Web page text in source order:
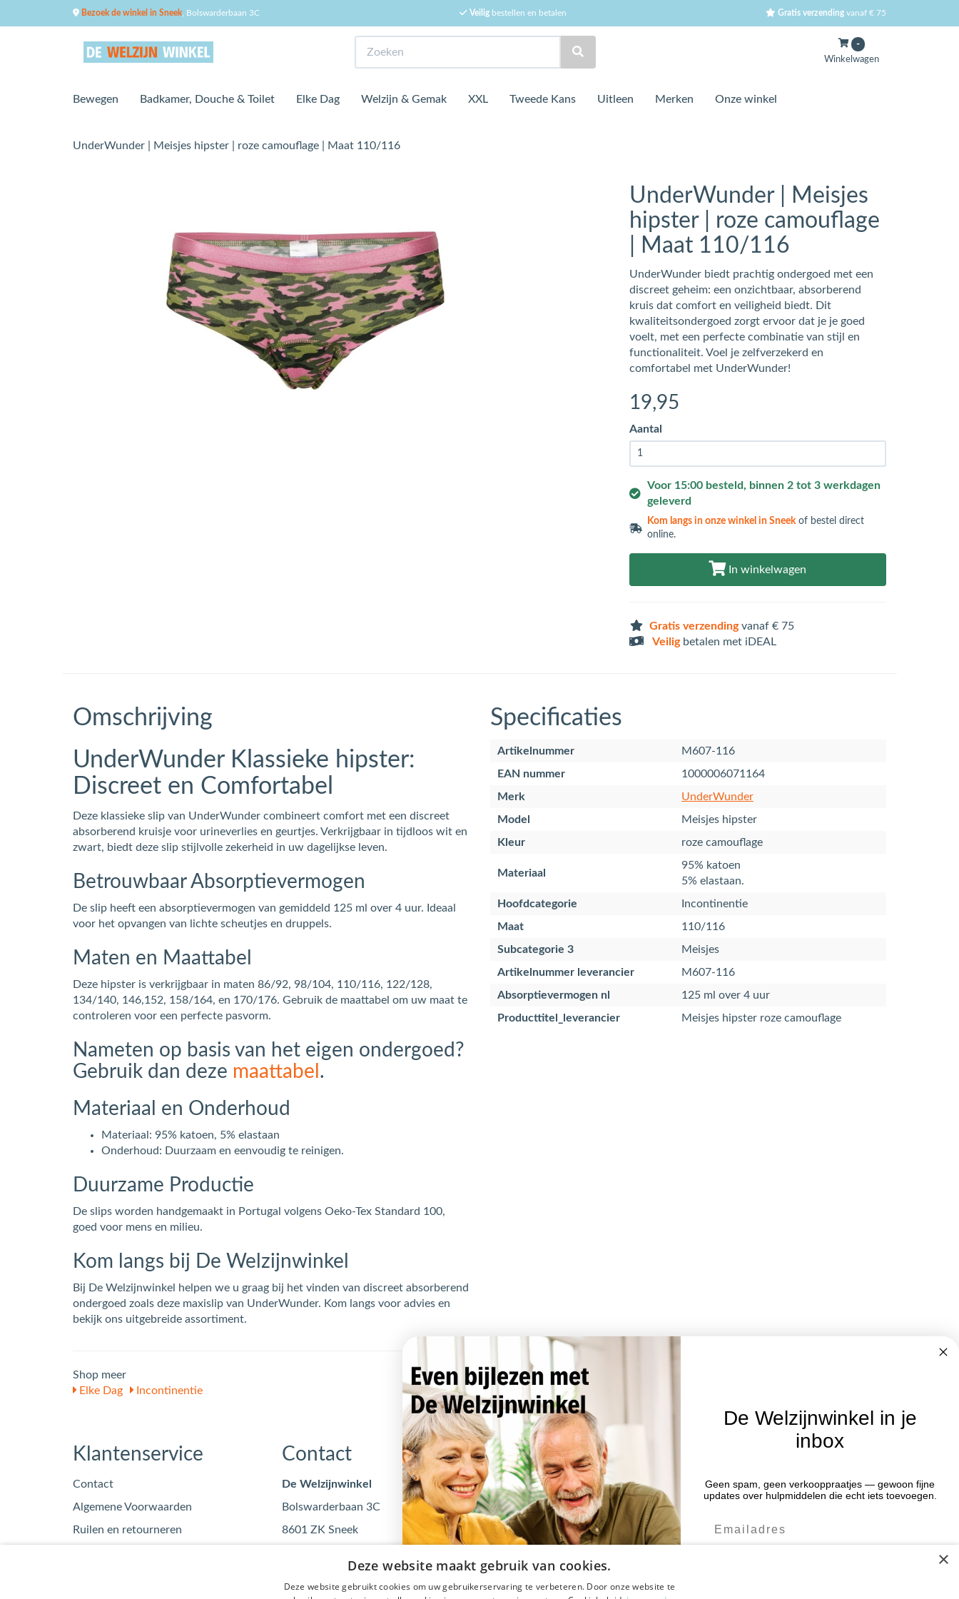
Bezoek de winkel in Sneek , Bolswarderbaan 3C Veiligbestellen en betalen Gratis verzending vanaf € 75
-
Winkelwagen
Bewegen Badkamer, Douche & Toilet Elke Dag Welzijn & Gemak XXL Tweede Kans Uitleen Merken Onze winkel
UnderWunder | Meisjes hipster | roze camouflage | Maat 110/116
UnderWunder | Meisjes
hipster | roze camouflage
| Maat 110/116
UnderWunder biedt prachtig ondergoed met een
discreet geheim: een onzichtbaar, absorberend
kruis dat comfort en veiligheid biedt. Dit
kwaliteitsondergoed zorgt ervoor dat je je goed
voelt, met een perfecte combinatie van stijl en
functionaliteit. Voel je zelfverzekerd en
comfortabel met UnderWunder!
19,95
Aantal
Voor 15:00 besteld, binnen 2 tot 3 werkdagen
geleverd
Kom langs in onze winkel in Sneekof bestel direct
online.
In winkelwagen
Gratis verzendingvanaf € 75
Veiligbetalen met iDEAL
Omschrijving
UnderWunder Klassieke hipster:
Discreet en Comfortabel
Deze klassieke slip van UnderWunder combineert comfort met een discreet
absorberend kruisje voor urineverlies en geurtjes. Verkrijgbaar in tijdloos wit en
zwart, biedt deze slip stijlvolle zekerheid in uw dagelijkse leven.
Betrouwbaar Absorptievermogen
De slip heeft een absorptievermogen van gemiddeld 125 ml over 4 uur. Ideaal
voor het opvangen van lichte scheutjes en druppels.
Maten en Maattabel
Deze hipster is verkrijgbaar in maten 86/92, 98/104, 110/116, 122/128,
134/140, 146,152, 158/164, en 170/176. Gebruik de maattabel om uw maat te
controleren voor een perfecte pasvorm.
Nameten op basis van het eigen ondergoed?
Gebruik dan deze maattabel .
Materiaal en Onderhoud
Materiaal: 95% katoen, 5% elastaan
Onderhoud: Duurzaam en eenvoudig te reinigen.
Duurzame Productie
De slips worden handgemaakt in Portugal volgens Oeko-Tex Standard 100,
goed voor mens en milieu.
Kom langs bij De Welzijnwinkel
Bij De Welzijnwinkel helpen we u graag bij het vinden van discreet absorberend
ondergoed zoals deze maxislip van UnderWunder. Kom langs voor advies en
bekijk ons uitgebreide assortiment.
Specificaties
Artikelnummer
M607-116
EAN nummer
1000006071164
Merk
UnderWunder
Model
Meisjes hipster
Kleur
roze camouflage
Materiaal
95% katoen
5% elastaan.
Hoofdcategorie
Incontinentie
Maat
110/116
Subcategorie 3
Meisjes
Artikelnummer leverancier
M607-116
Absorptievermogen nl
125 ml over 4 uur
Producttitel_leverancier
Meisjes hipster roze camouflage
Shop meer
Elke Dag
Incontinentie
Klantenservice
Contact
Algemene Voorwaarden
Ruilen en retourneren
Contact
De Welzijnwinkel
Bolswarderbaan 3C
8601 ZK Sneek
Openingstijden
Maandag 09:00 - 17:00 uur
Dinsdag 09:00 - 17:00 uur
Woensdag 09:00 - 17:00 uur
Vrijdag 09:00 - 17:00 uur
Nieuwsbrief
Blijf op de hoogte van acties en het
voor de nieuwsbrief.
De Welzijnwinkel in je
inbox
Geen spam, geen verkooppraatjes — gewoon fijne
updates over hulpmiddelen die echt iets toevoegen.
×
Deze website maakt gebruik van cookies.
Deze website gebruikt cookies om uw gebruikerservaring te verbeteren. Door onze website te